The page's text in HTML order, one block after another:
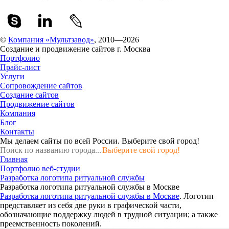
© Компания «Мультзавод», 2010—2026
Создание и продвижение сайтов г. Москва
Портфолио
Прайс-лист
Услуги
Сопровождение сайтов
Создание сайтов
Продвижение сайтов
Компания
Блог
Контакты
Мы делаем сайты по всей России. Выберите свой город!
Выберите свой город!
Главная
Портфолио веб-студии
Разработка логотипа ритуальной службы
Разработка логотипа ритуальной службы в Москве
Разработка логотипа ритуальной службы в Москве. Логотип
представляет из себя две руки в графической части,
обозначающие поддержку людей в трудной ситуации; а также
преемственность поколений.